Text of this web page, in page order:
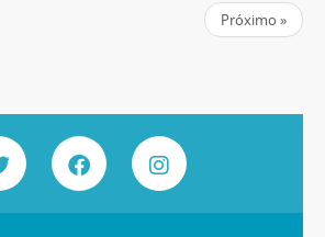
Próximo »